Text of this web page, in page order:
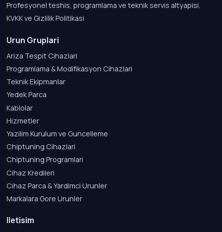
Profesyonel teshis, programlama ve teknik servis altyapisi.
KVKK ve Gizlilik Politikasi
Urun Gruplari
Ariza Tespit Cihazlari
Programlama & Modifikasyon Cihazlari
Teknik Ekipmanlar
Yedek Parca
Kablolar
Hizmetler
Yazilim Kurulum ve Guncelleme
Chiptuning Cihazlari
Chiptuning Programlari
Cihaz Kredileri
Cihaz Parca & Yardimci Urunler
Markalara Gore Urunler
Iletisim